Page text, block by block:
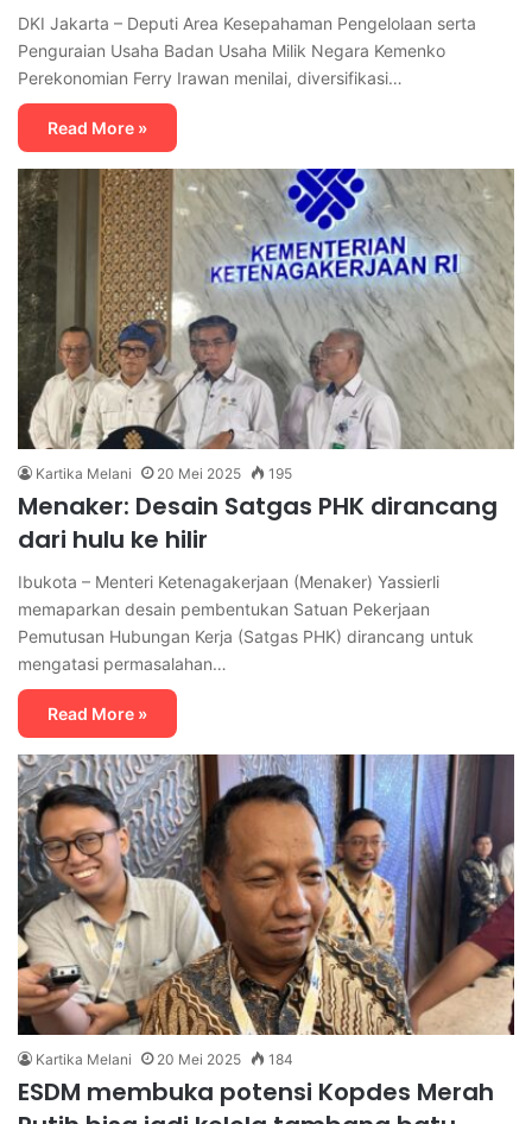
DKI Jakarta – Deputi Area Kesepahaman Pengelolaan serta
Penguraian Usaha Badan Usaha Milik Negara Kemenko
Perekonomian Ferry Irawan menilai, diversifikasi…
Read More »
Kartika Melani 20 Mei 2025 195
Menaker: Desain Satgas PHK dirancang
dari hulu ke hilir
Ibukota – Menteri Ketenagakerjaan (Menaker) Yassierli
memaparkan desain pembentukan Satuan Pekerjaan
Pemutusan Hubungan Kerja (Satgas PHK) dirancang untuk
mengatasi permasalahan…
Read More »
Kartika Melani 20 Mei 2025 184
ESDM membuka potensi Kopdes Merah